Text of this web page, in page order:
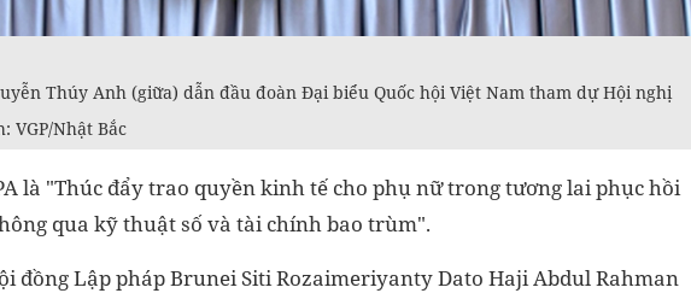
Thúy Anh (giữa) dẫn đầu đoàn Đại biểu Quốc hội Việt Nam tham dự Hội nghị
VGP/Nhật Bắc
là "Thúc đẩy trao quyền kinh tế cho phụ nữ trong tương lai phục hồi
qua kỹ thuật số và tài chính bao trùm".
đồng Lập pháp Brunei Siti Rozaimeriyanty Dato Haji Abdul Rahman